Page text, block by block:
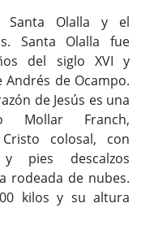
Santa Olalla y el
Santa Olalla fue
del siglo XVI y
de Ocampo.
de Jesús es una
Franch,
colosal, con
pies descalzos
rodeada de nubes.
kilos y su altura